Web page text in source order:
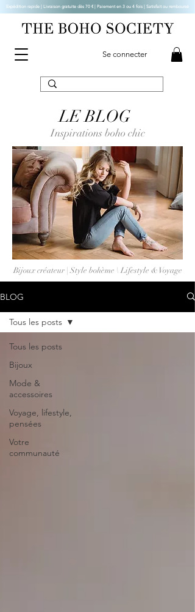
Se connecter
Expédition rapide | Livraison gratuite dès 70 € | Paiement en 3 ou 4 fois | Satisfait ou remboursé
LE BLOG
Inspirations boho chic
Bijoux créateur | Style bohème \ Lifestyle & Voyage
BLOG
Tous les posts
Bijoux
Mode &
accessoires
Voyage, lifestyle,
pensées
Votre
communauté
Tous les posts